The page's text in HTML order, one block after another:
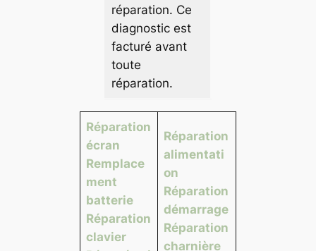
réparation. Ce
diagnostic est
facturé avant
toute
réparation.
Réparation
écran
Remplace
ment
batterie
Réparation
clavier
Réparation
alimentati
on
Réparation
démarrage
Réparation
charnière